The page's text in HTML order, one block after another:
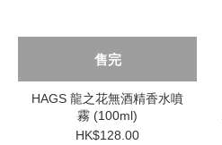
售完
HAGS 龍之花無酒精香水噴
霧 (100ml)
HK$128.00